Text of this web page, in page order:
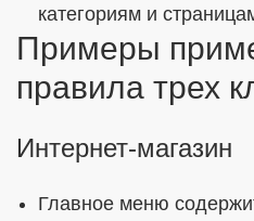
категориям и
Примеры
правила трех
Интернет-магазин
Главное меню